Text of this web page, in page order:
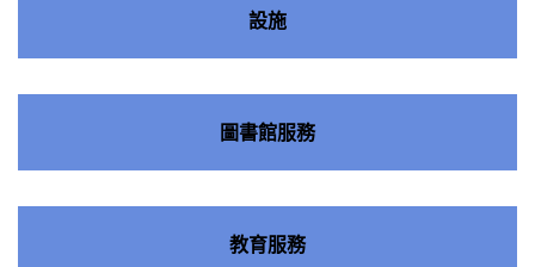
設施
圖書館服務
教育服務